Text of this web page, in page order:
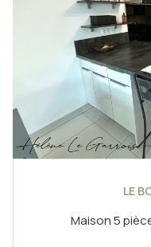
LE